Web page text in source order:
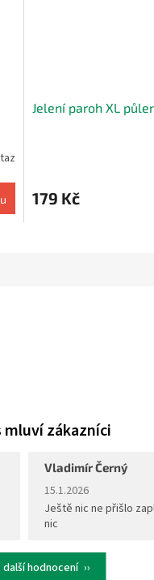
Jelení paroh XL
179 Kč
Vladimír Černý
Hodnocení obchodu je
15.1.2026
Ještě nic ne přišlo
nic
hodnocení